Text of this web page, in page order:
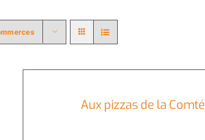
Aux pizzas de la Comté